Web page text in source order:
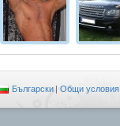
Български | Общи условия